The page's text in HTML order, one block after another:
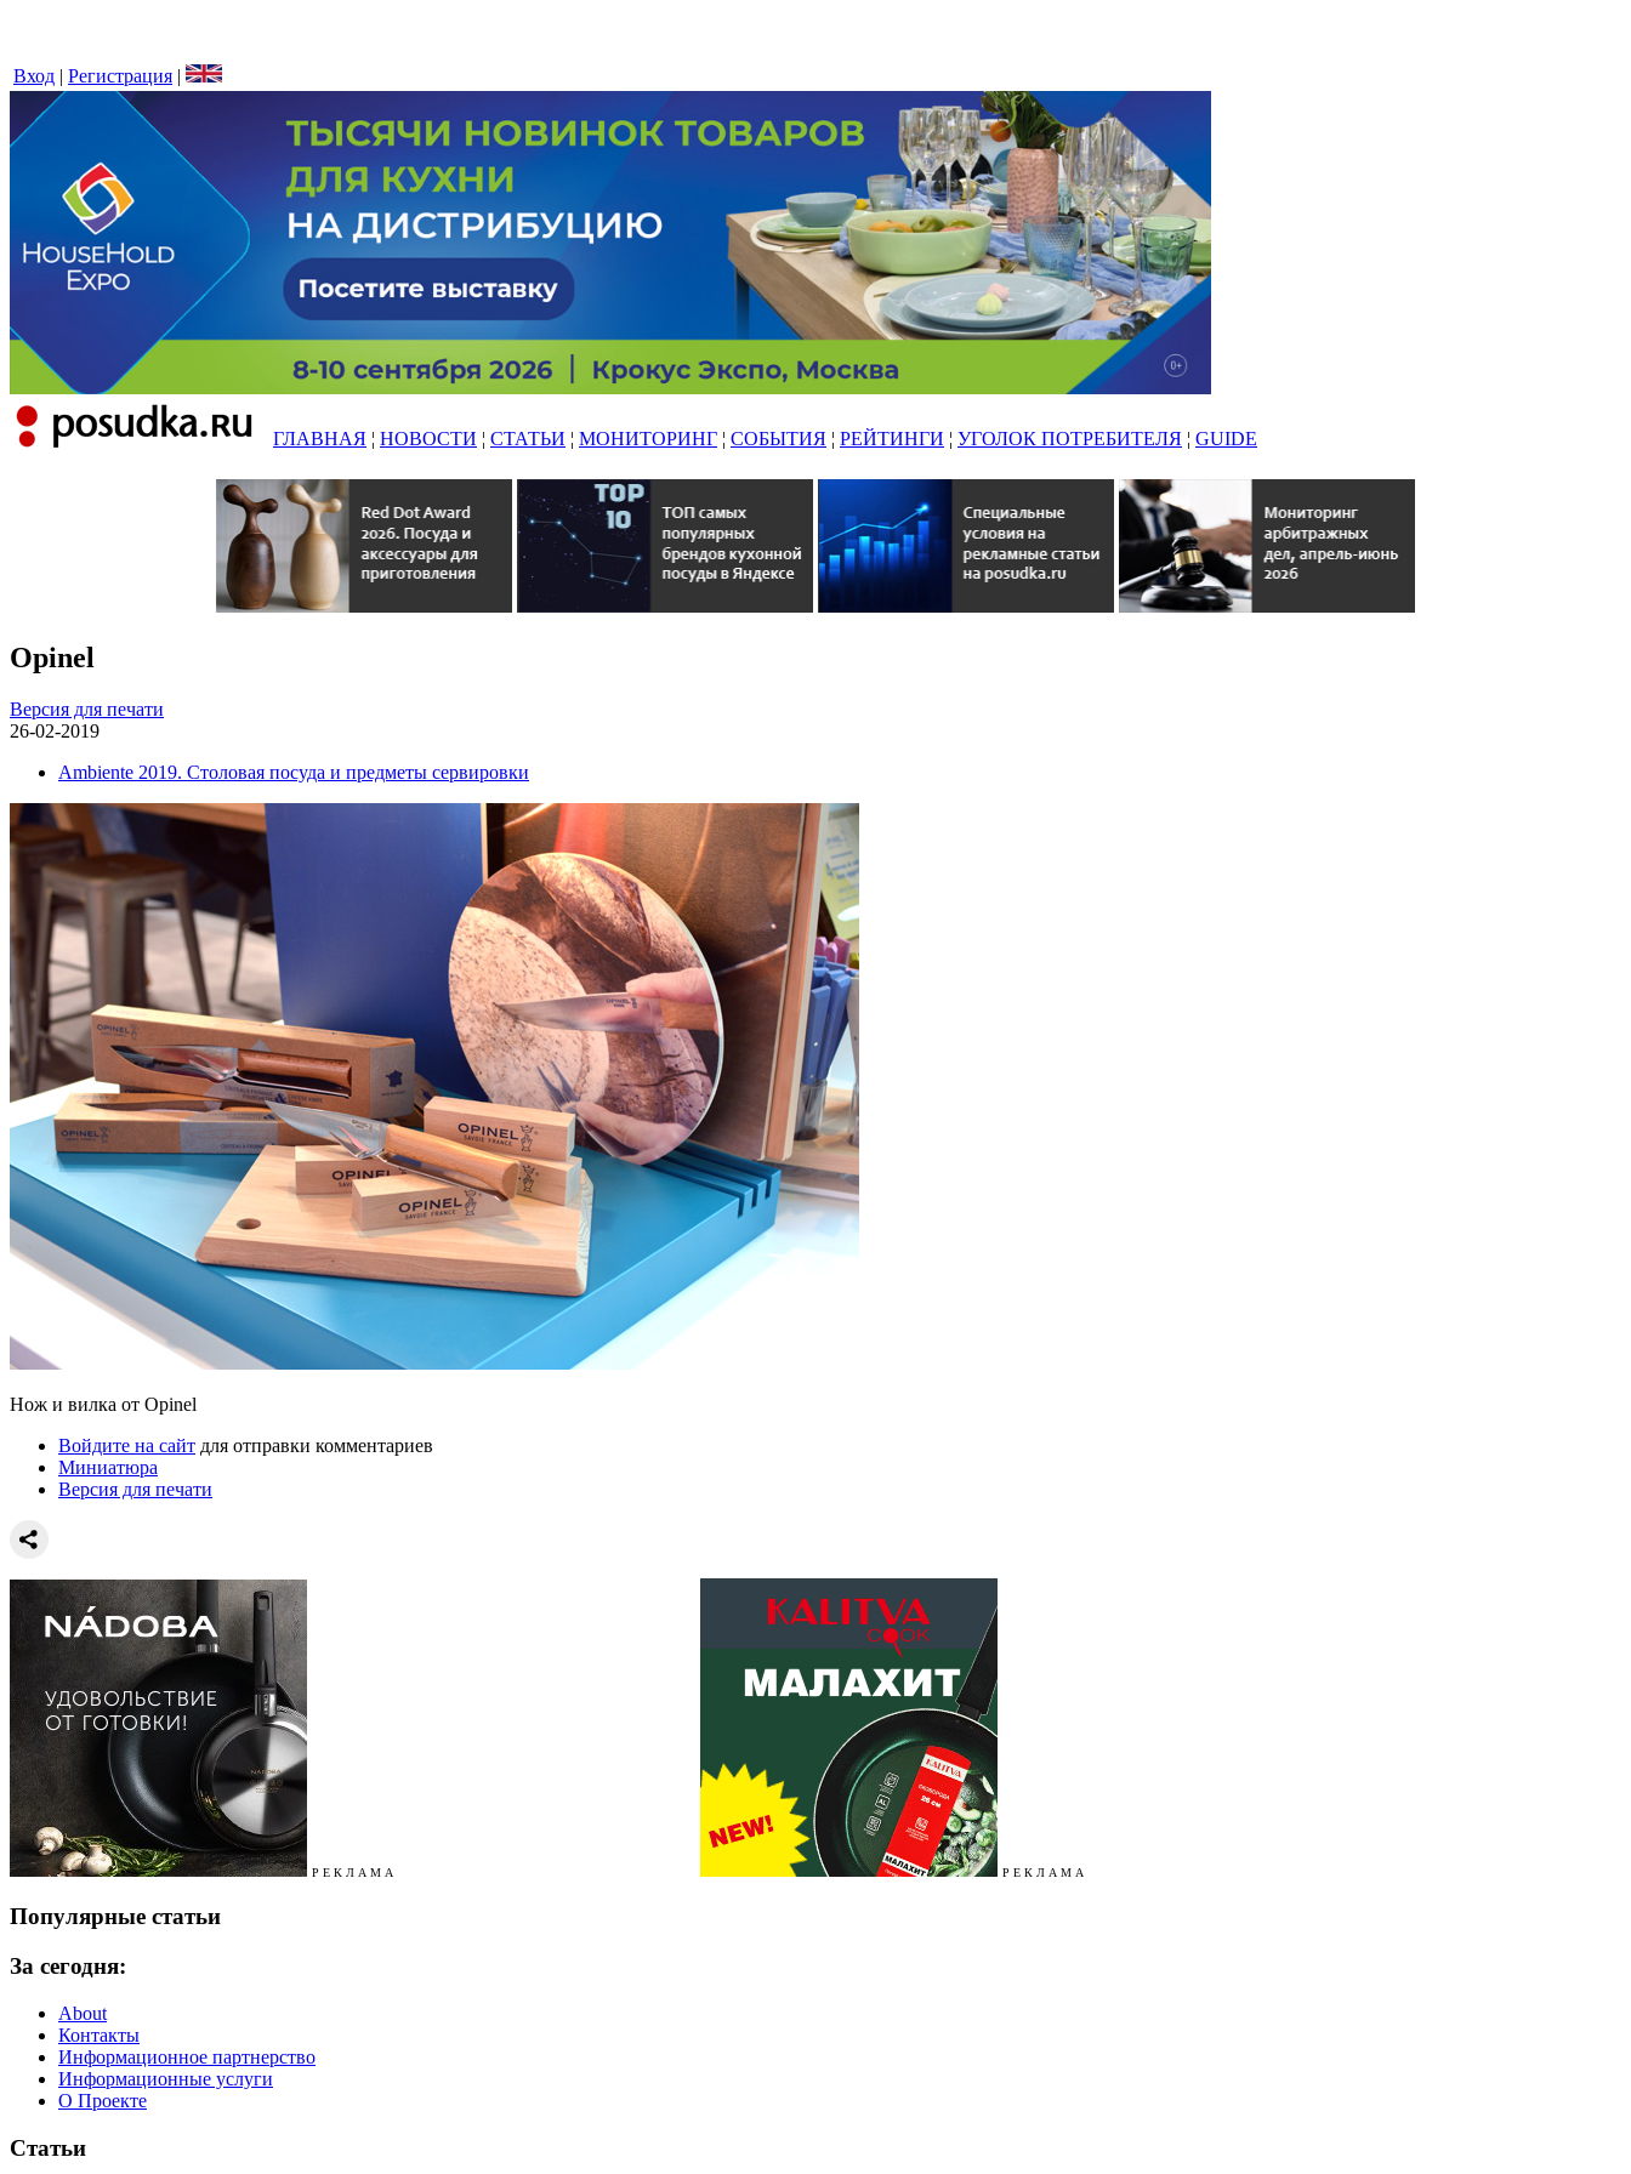
Вход | Регистрация |
ГЛАВНАЯ ¦ НОВОСТИ ¦ СТАТЬИ ¦ МОНИТОРИНГ ¦ СОБЫТИЯ ¦ РЕЙТИНГИ ¦ УГОЛОК ПОТРЕБИТЕЛЯ ¦ GUIDE
Opinel
Версия для печати
26-02-2019
Ambiente 2019. Столовая посуда и предметы сервировки
Нож и вилка от Opinel
Войдите на сайт для отправки комментариев
Миниатюра
Версия для печати
Р Е К Л А М А Р Е К Л А М А
Популярные статьи
За сегодня:
About
Контакты
Информационное партнерство
Информационные услуги
О Проекте
Статьи